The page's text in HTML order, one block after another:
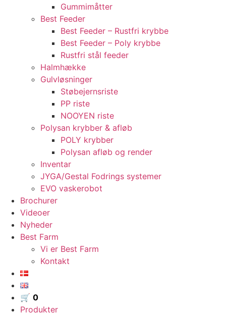
Gummimåtter
Best Feeder
Best Feeder – Rustfri krybbe
Best Feeder – Poly krybbe
Rustfri stål feeder
Halmhække
Gulvløsninger
Støbejernsriste
PP riste
NOOYEN riste
Polysan krybber & afløb
POLY krybber
Polysan afløb og render
Inventar
JYGA/Gestal Fodrings systemer
EVO vaskerobot
Brochurer
Videoer
Nyheder
Best Farm
Vi er Best Farm
Kontakt
🛒 0
Produkter